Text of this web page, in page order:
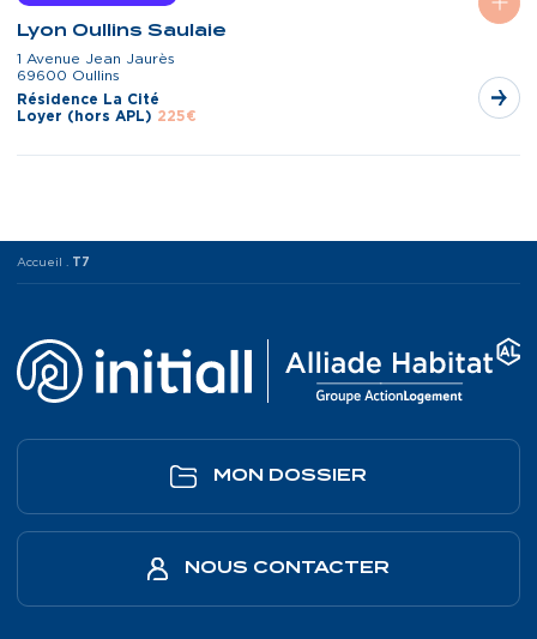
Lyon Oullins Saulaie
1 Avenue Jean Jaurès
69600 Oullins
Résidence La Cité
Loyer (hors APL) 225€
Accueil T7
MON DOSSIER
NOUS CONTACTER